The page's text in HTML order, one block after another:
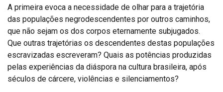
A primeira evoca a necessidade de olhar para a trajetória
das populações negrodescendentes por outros caminhos,
que não sejam os dos corpos eternamente subjugados.
Que outras trajetórias os descendentes destas populações
escravizadas escreveram? Quais as potências produzidas
pelas experiências da diáspora na cultura brasileira, após
séculos de cárcere, violências e silenciamentos?